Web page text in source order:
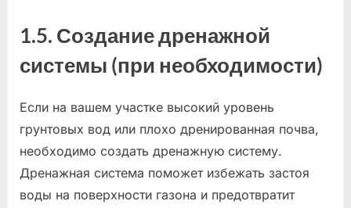
1.5. Создание дренажной
системы (при необходимости)
Если на вашем участке высокий уровень
грунтовых вод или плохо дренированная почва,
необходимо создать дренажную систему.
Дренажная система поможет избежать застоя
воды на поверхности газона и предотвратит